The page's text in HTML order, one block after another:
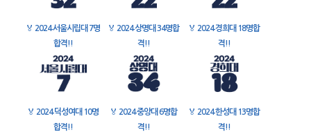
🏅 2024 서울시립대 7명
합격!!
🏅 2024 상명대 34명합
격!!
🏅 2024 경희대 18명합
격!!
🏅 2024 덕성여대 10명
합격!!
🏅 2024 중앙대 6명합
격!!
🏅 2024 한성대 13명합
격!!